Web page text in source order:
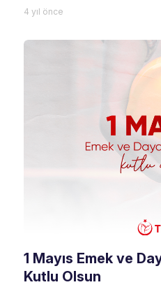
4 yıl önce
1 Mayıs Emek ve
Kutlu Olsun